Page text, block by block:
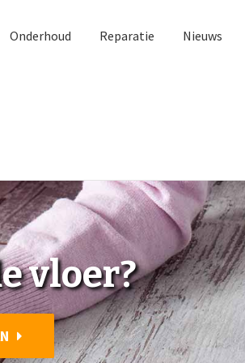
Onderhoud Reparatie Nieuws
vloer?